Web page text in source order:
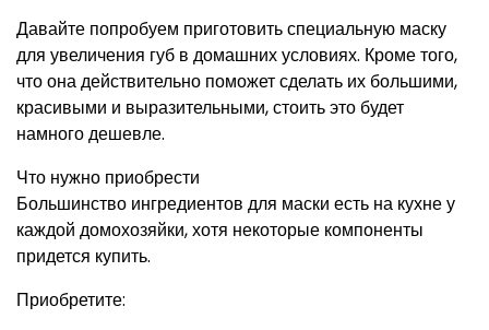
Давайте попробуем приготовить специальную маску
для увеличения губ в домашних условиях. Кроме того,
что она действительно поможет сделать их большими,
красивыми и выразительными, стоить это будет
намного дешевле.
Что нужно приобрести
Большинство ингредиентов для маски есть на кухне у
каждой домохозяйки, хотя некоторые компоненты
придется купить.
Приобретите: